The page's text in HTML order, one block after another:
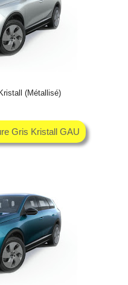
(Métallisé)
Gris Kristall GAU